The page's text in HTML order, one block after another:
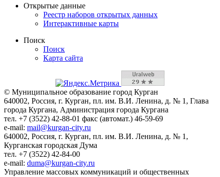
Открытые данные
Реестр наборов открытых данных
Интерактивные карты
Поиск
Поиск
Карта сайта
© Муниципальное образование город Курган
640002, Россия, г. Курган, пл. им. В.И. Ленина, д. № 1, Глава
города Кургана, Администрация города Кургана
тел. +7 (3522) 42-88-01 факс (автомат.) 46-59-69
e-mail: mail@kurgan-city.ru
640002, Россия, г. Курган, пл. им. В.И. Ленина, д. № 1,
Курганская городская Дума
тел. +7 (3522) 42-84-00
e-mail: duma@kurgan-city.ru
Управление массовых коммуникаций и общественных